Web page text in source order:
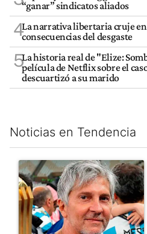
“ganar” sindicatos aliados
4La narrativa libertaria cruje
consecuencias del desgaste
5La historia real de "Elize:
película de Netflix sobre el
descuartizó a su marido
Noticias en Tendencia
Este listado muestra los artículos
Un artículo de tendencia con el